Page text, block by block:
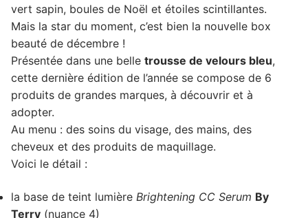
vert sapin, boules de Noël et étoiles scintillantes.
Mais la star du moment, c’est bien la nouvelle box
beauté de décembre !
Présentée dans une belle trousse de velours bleu,
cette dernière édition de l’année se compose de 6
produits de grandes marques, à découvrir et à
adopter.
Au menu : des soins du visage, des mains, des
cheveux et des produits de maquillage.
Voici le détail :
la base de teint lumière Brightening CC Serum By
Terry (nuance 4)